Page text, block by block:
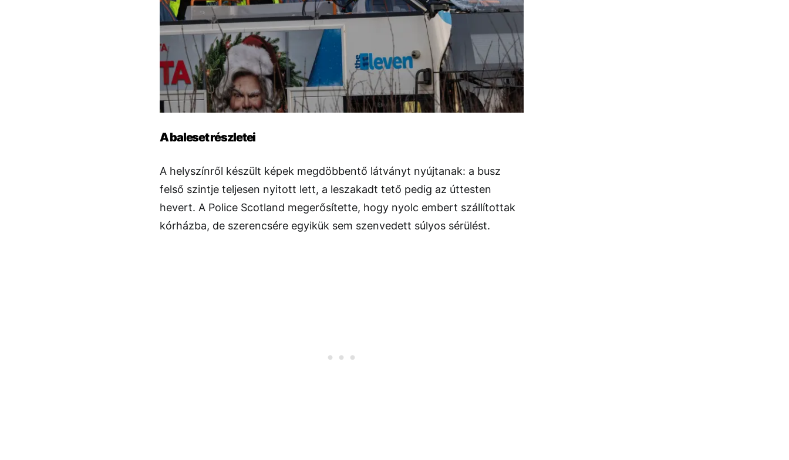
A baleset részletei
A helyszínről készült képek megdöbbentő látványt nyújtanak: a busz
felső szintje teljesen nyitott lett, a leszakadt tető pedig az úttesten
hevert. A Police Scotland megerősítette, hogy nyolc embert szállítottak
kórházba, de szerencsére egyikük sem szenvedett súlyos sérülést.